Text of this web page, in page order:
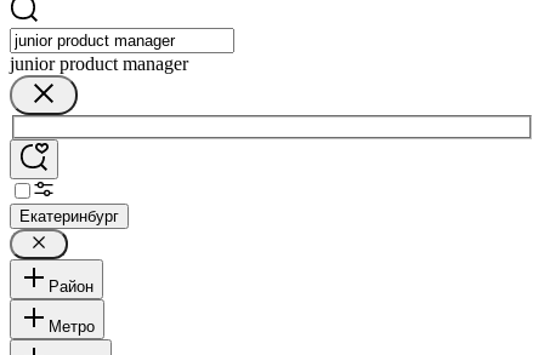
junior product manager
Екатеринбург
Район
Метро